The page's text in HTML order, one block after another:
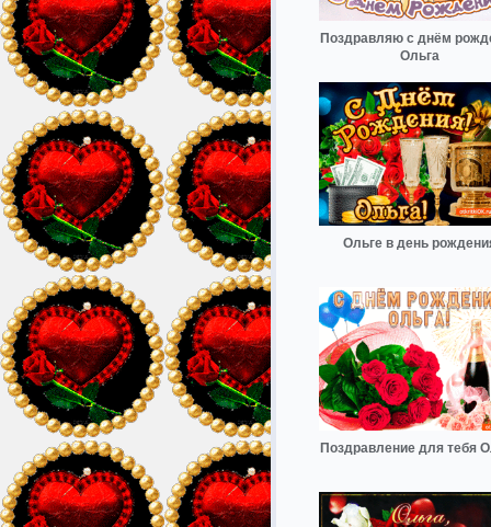
Поздравляю с днём
Ольга
Ольге в день
Поздравление для тебя